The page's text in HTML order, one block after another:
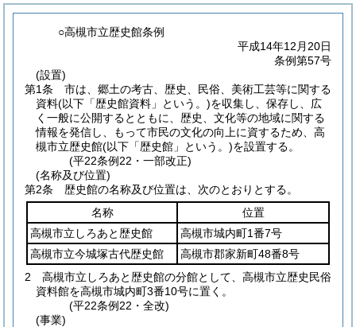
○高槻市立歴史館条例
平成14年12月20日
条例第57号
(設置)
第1条
市は、郷土の考古、歴史、民俗、美術工芸等に関する
資料(以下「歴史館資料」という。)を収集し、保存し、広
く一般に公開するとともに、歴史、文化等の地域に関する
情報を発信し、もって市民の文化の向上に資するため、高
槻市立歴史館(以下「歴史館」という。)を設置する。
(平22条例22・一部改正)
(名称及び位置)
第2条
歴史館の名称及び位置は、次のとおりとする。
名称
位置
高槻市立しろあと歴史館
高槻市城内町1番7号
高槻市立今城塚古代歴史館
高槻市郡家新町48番8号
2
高槻市立しろあと歴史館の分館として、高槻市立歴史民俗
資料館を高槻市城内町3番10号に置く。
(平22条例22・全改)
(事業)